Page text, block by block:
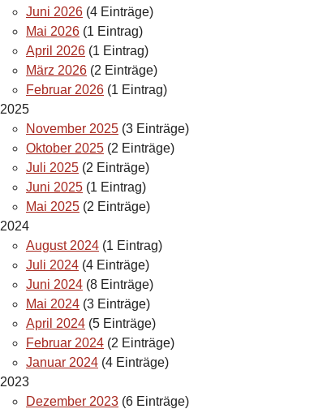
Juni 2026 (4 Einträge)
Mai 2026 (1 Eintrag)
April 2026 (1 Eintrag)
März 2026 (2 Einträge)
Februar 2026 (1 Eintrag)
2025
November 2025 (3 Einträge)
Oktober 2025 (2 Einträge)
Juli 2025 (2 Einträge)
Juni 2025 (1 Eintrag)
Mai 2025 (2 Einträge)
2024
August 2024 (1 Eintrag)
Juli 2024 (4 Einträge)
Juni 2024 (8 Einträge)
Mai 2024 (3 Einträge)
April 2024 (5 Einträge)
Februar 2024 (2 Einträge)
Januar 2024 (4 Einträge)
2023
Dezember 2023 (6 Einträge)